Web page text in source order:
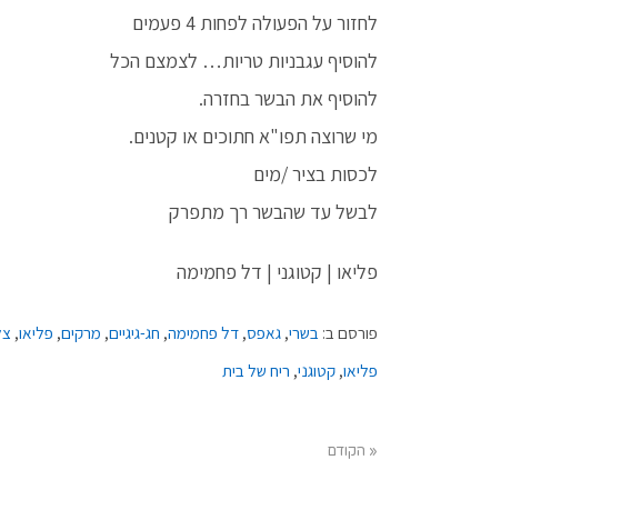
לחזור על הפעולה לפחות 4 פעמים
להוסיף עגבניות טריות… לצמצם הכל
להוסיף את הבשר בחזרה.
מי שרוצה תפו"א חתוכים או קטנים.
לכסות בציר /מים
לבשל עד שהבשר רך מתפרק
פליאו | קטוגני | דל פחמימה
פורסם ב: בשרי, גאפס, דל פחמימה, חג-גיגיים, מרקים, פליאו,
פליאו, קטוגני, ריח של בית
« הקודם